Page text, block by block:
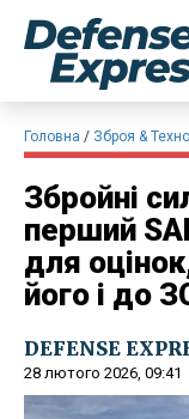
Головна Зброя &
Збройні
перший
для
його і до
DEFENSE
28 лютого 2026, 09:41